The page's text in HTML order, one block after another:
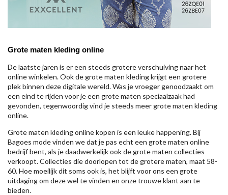
Grote maten kleding online
De laatste jaren is er een steeds grotere verschuiving naar het
online winkelen. Ook de grote maten kleding krijgt een grotere
plek binnen deze digitale wereld. Was je vroeger genoodzaakt om
een eind te rijden voor je een grote maten speciaalzaak had
gevonden, tegenwoordig vind je steeds meer grote maten kleding
online.
Grote maten kleding online kopen is een leuke happening. Bij
Bagoes mode vinden we dat je pas echt een grote maten online
bedrijf bent, als je daadwerkelijk ook de grote maten collecties
verkoopt. Collecties die doorlopen tot de grotere maten, maat 58-
60. Hoe moeilijk dit soms ook is, het blijft voor ons een grote
uitdaging om deze wel te vinden en onze trouwe klant aan te
bieden.